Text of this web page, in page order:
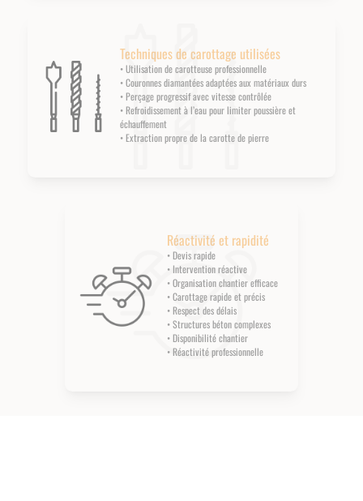
Techniques de carottage utilisées
• Utilisation de carotteuse professionnelle
• Couronnes diamantées adaptées aux matériaux durs
• Perçage progressif avec vitesse contrôlée
• Refroidissement à l’eau pour limiter poussière et
échauffement
• Extraction propre de la carotte de pierre
Réactivité et rapidité
• Devis rapide
• Intervention réactive
• Organisation chantier efficace
• Carottage rapide et précis
• Respect des délais
• Structures béton complexes
• Disponibilité chantier
• Réactivité professionnelle